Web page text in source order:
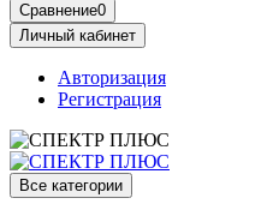
Сравнение0
Личный кабинет
Авторизация
Регистрация
Все категории